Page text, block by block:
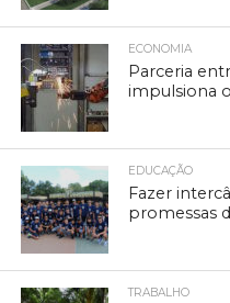
ECONOMIA
Parceria
impulsiona
EDUCAÇÃO
Fazer
promessas
TRABALHO